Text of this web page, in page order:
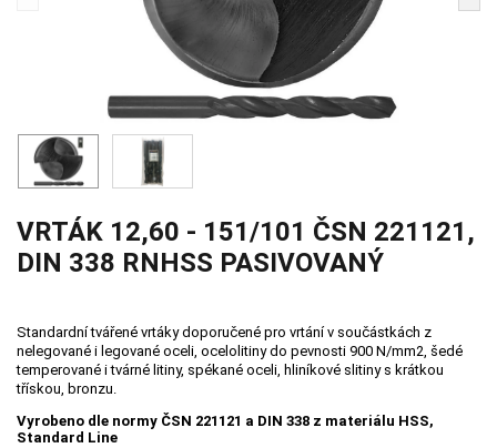
VRTÁK 12,60 - 151/101 ČSN 221121,
DIN 338 RNHSS PASIVOVANÝ
Standardní tvářené vrtáky doporučené pro vrtání v součástkách z
nelegované i legované oceli, ocelolitiny do pevnosti 900 N/mm2, šedé
temperované i tvárné litiny, spékané oceli, hliníkové slitiny s krátkou
třískou, bronzu.
Vyrobeno dle normy ČSN 221121 a DIN 338 z materiálu HSS,
Standard Line